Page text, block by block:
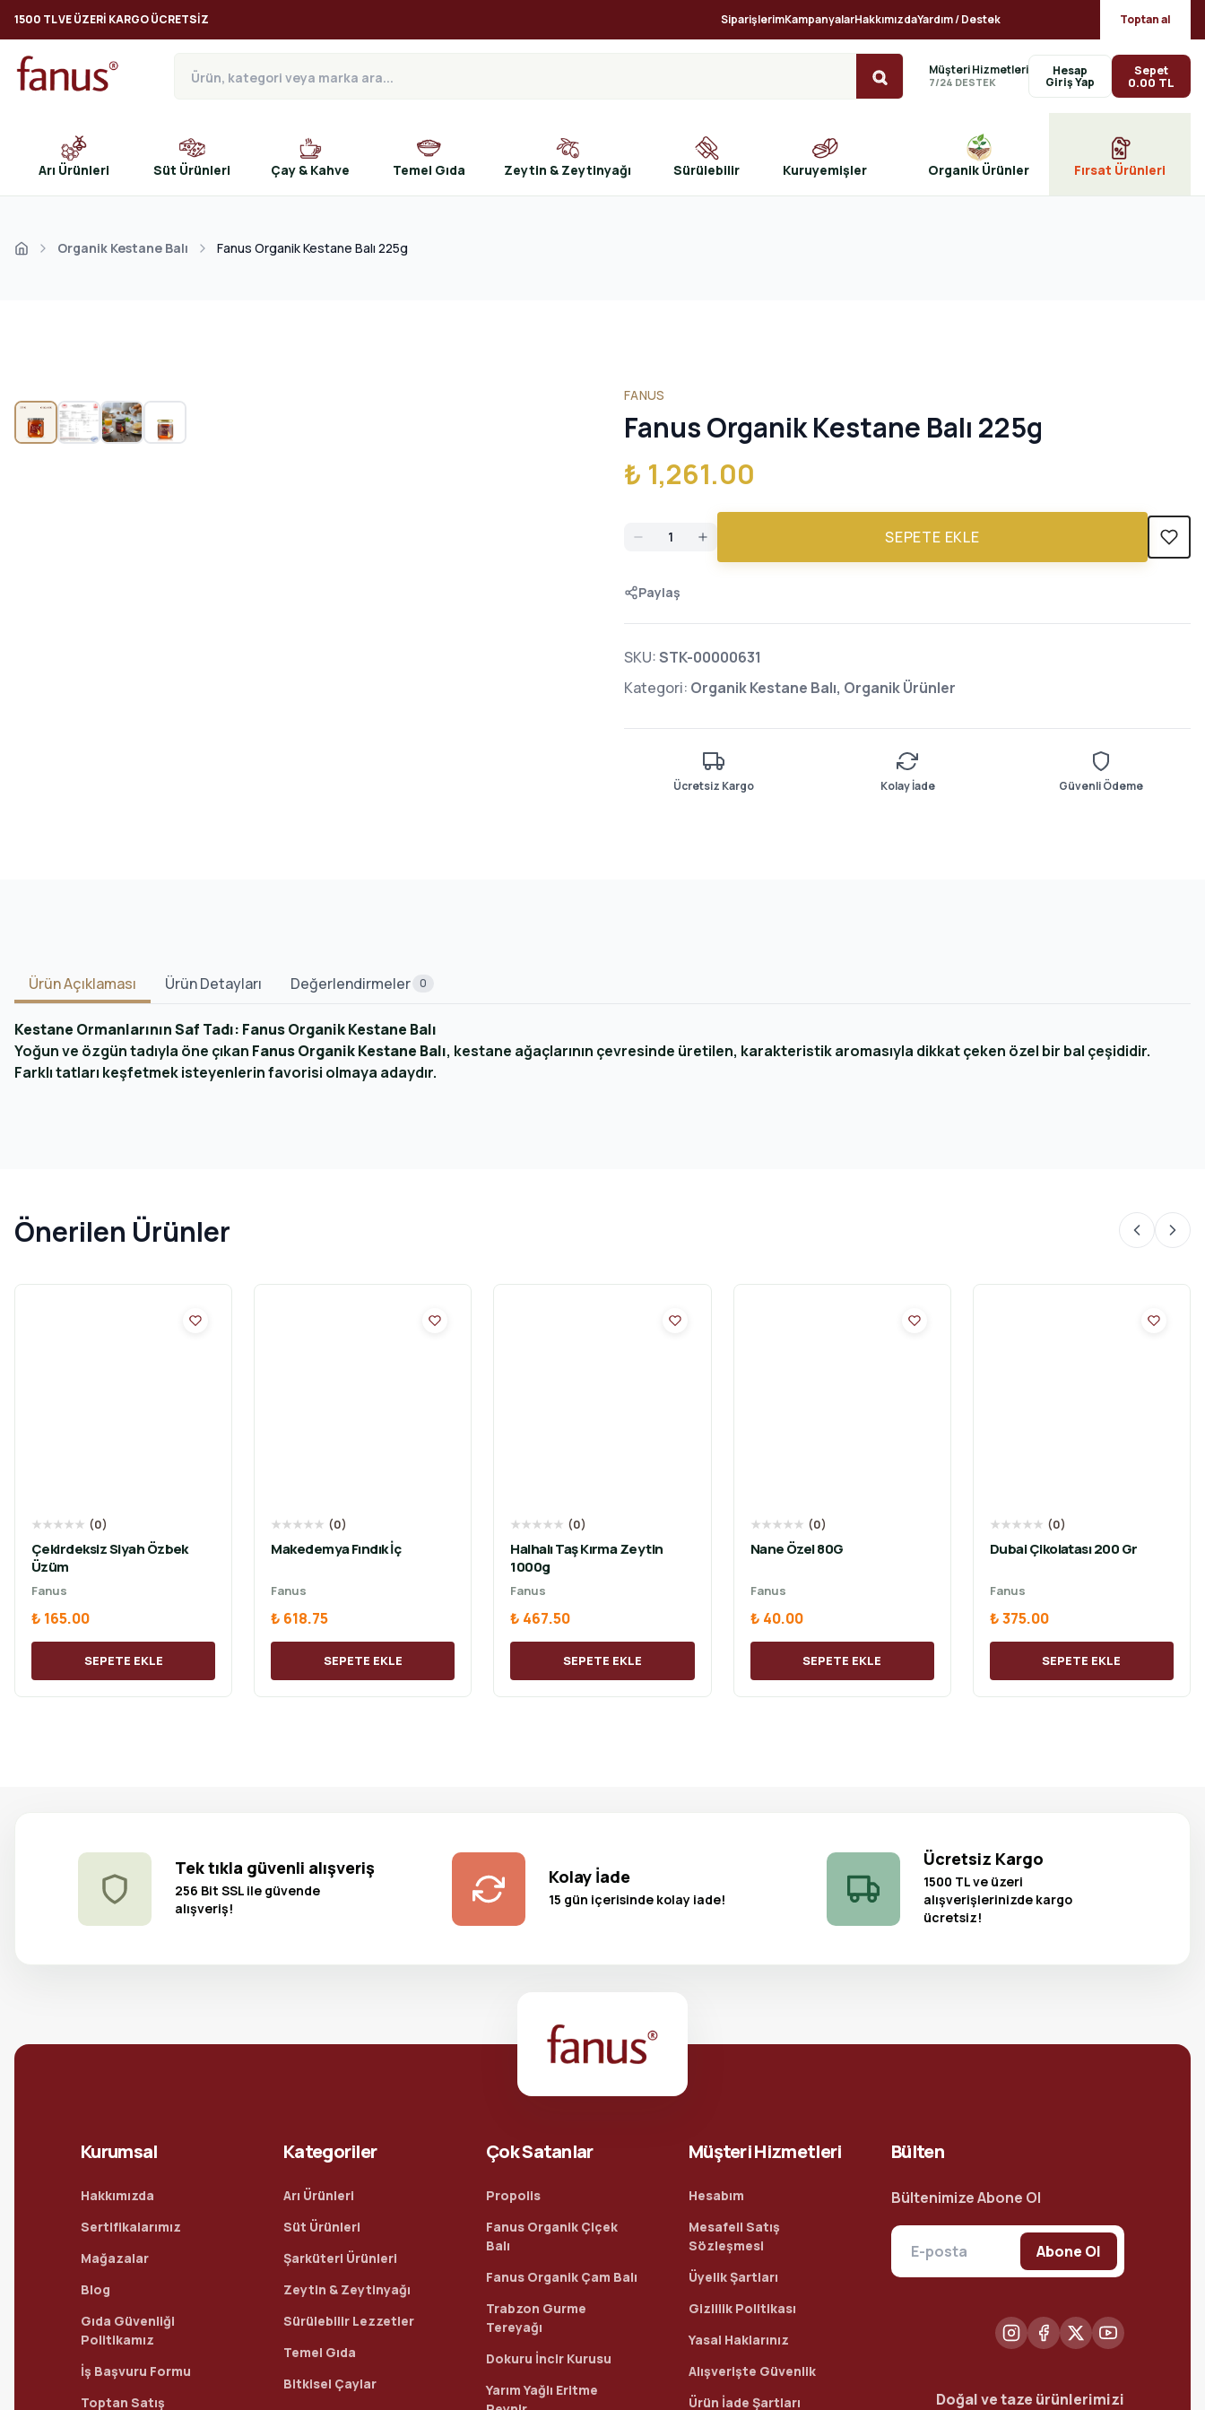
1500 TL VE ÜZERI KARGO ÜCRETSIZ SiparişlerimKampanyalarHakkımızdaYardım / Destek Toptan al
Müşteri Hizmetleri
7/24 DESTEK
Hesap Sepet
0.00 TL
Arı Ürünleri Süt Ürünleri Çay & Kahve Temel Gıda Zeytin & Zeytinyağı Sürülebilir Kuruyemişler Organik Ürünler Fırsat Ürünleri
Organik Kestane Balı Fanus Organik Kestane Balı 225g
FANUS
Fanus Organik Kestane Balı 225g
₺ 1,261.00
SEPETE EKLE
Paylaş
SKU:STK-00000631
Kategori: Organik Kestane Balı, Organik Ürünler
Ücretsiz Kargo Kolay İade Güvenli Ödeme
Ürün Açıklaması Ürün Detayları Değerlendirmeler 0
Kestane Ormanlarının Saf Tadı: Fanus Organik Kestane Balı
Yoğun ve özgün tadıyla öne çıkan Fanus Organik Kestane Balı, kestane ağaçlarının çevresinde üretilen, karakteristik aromasıyla dikkat çeken özel bir bal çeşididir.
Farklı tatları keşfetmek isteyenlerin favorisi olmaya adaydır.
Önerilen Ürünler
★★★★★ (0)
Çekirdeksiz Siyah Özbek
Üzüm
Fanus
₺ 165.00
SEPETE EKLE
★★★★★ (0)
Makedemya Fındık İç
Fanus
₺ 618.75
SEPETE EKLE
★★★★★ (0)
Halhalı Taş Kırma Zeytin
1000g
Fanus
₺ 467.50
SEPETE EKLE
★★★★★ (0)
Nane Özel 80G
Fanus
₺ 40.00
SEPETE EKLE
★★★★★ (0)
Dubai Çikolatası 200 Gr
Fanus
₺ 375.00
SEPETE EKLE
Tek tıkla güvenli alışveriş
256 Bit SSL ile güvende
alışveriş!
Kolay İade
15 gün içerisinde kolay iade!
Ücretsiz Kargo
1500 TL ve üzeri
alışverişlerinizde kargo
ücretsiz!
Kurumsal
Hakkımızda
Sertifikalarımız
Mağazalar
Blog
Gıda Güvenliği
Politikamız
İş Başvuru Formu
Toptan Satış
Kategoriler
Arı Ürünleri
Süt Ürünleri
Şarküteri Ürünleri
Zeytin & Zeytinyağı
Sürülebilir Lezzetler
Temel Gıda
Bitkisel Çaylar
Çok Satanlar
Propolis
Fanus Organik Çiçek
Balı
Fanus Organik Çam Balı
Trabzon Gurme
Tereyağı
Dokuru İncir Kurusu
Yarım Yağlı Eritme
Müşteri Hizmetleri
Hesabım
Mesafeli Satış
Sözleşmesi
Üyelik Şartları
Gizlilik Politikası
Yasal Haklarınız
Alışverişte Güvenlik
Ürün İade Şartları
Bülten
Bültenimize Abone Ol
Abone Ol
Doğal ve taze ürünlerimizi